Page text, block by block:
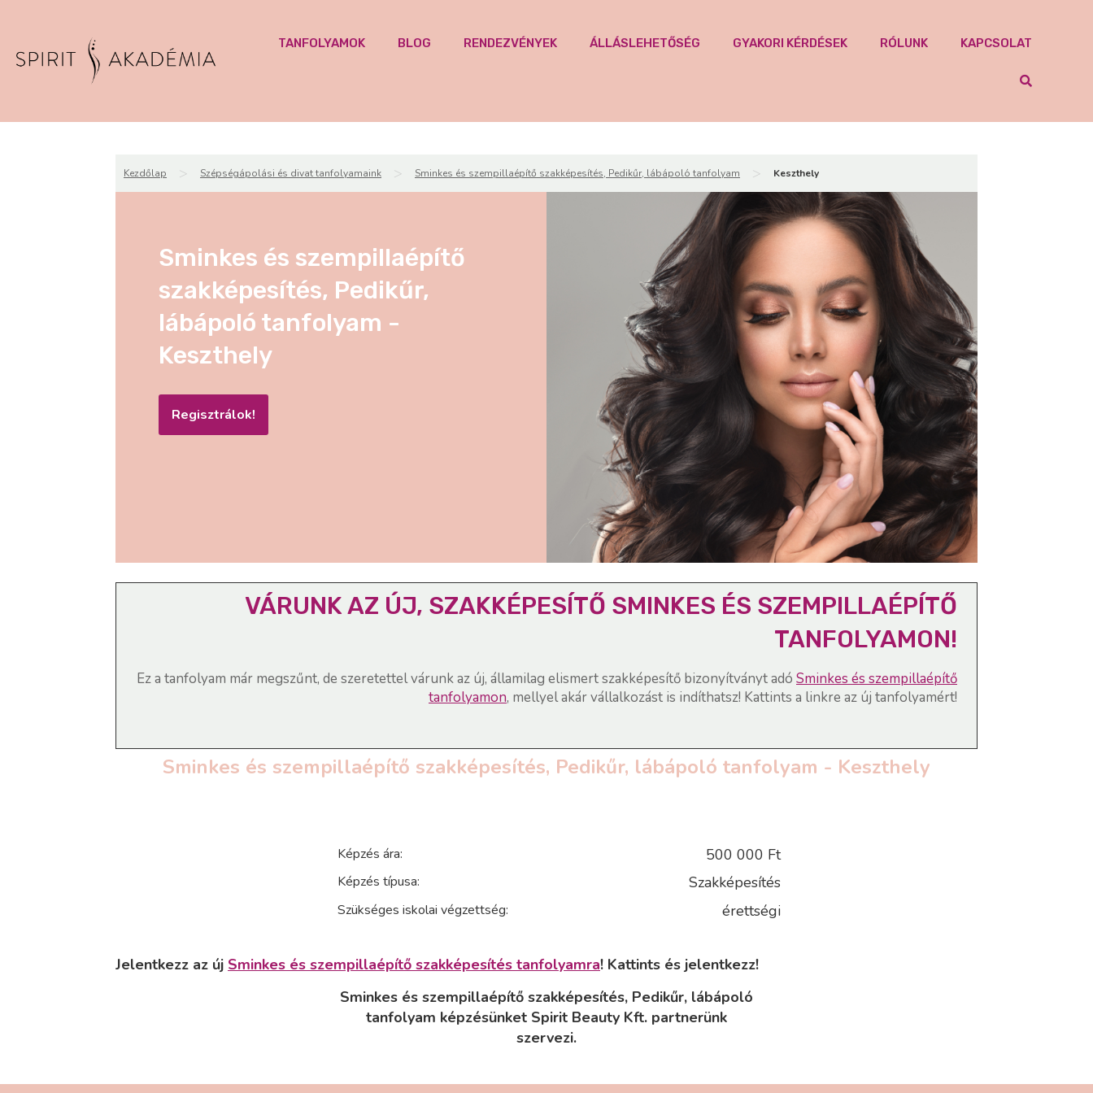
TANFOLYAMOK BLOG RENDEZVÉNYEK ÁLLÁSLEHETŐSÉG GYAKORI KÉRDÉSEK RÓLUNK KAPCSOLAT
Kezdőlap > Szépségápolási és divat tanfolyamaink > Sminkes és szempillaépítő szakképesítés, Pedikűr, lábápoló tanfolyam > Keszthely
Sminkes és szempillaépítő
szakképesítés, Pedikűr,
lábápoló tanfolyam -
Keszthely
Regisztrálok!
VÁRUNK AZ ÚJ, SZAKKÉPESÍTŐ SMINKES ÉS SZEMPILLAÉPÍTŐ
TANFOLYAMON!
Ez a tanfolyam már megszűnt, de szeretettel várunk az új, államilag elismert szakképesítő bizonyítványt adó Sminkes és szempillaépítő
tanfolyamon, mellyel akár vállalkozást is indíthatsz! Kattints a linkre az új tanfolyamért!
Sminkes és szempillaépítő szakképesítés, Pedikűr, lábápoló tanfolyam - Keszthely
Képzés ára: 500 000 Ft
Képzés típusa: Szakképesítés
Szükséges iskolai végzettség: érettségi
Jelentkezz az új Sminkes és szempillaépítő szakképesítés tanfolyamra! Kattints és jelentkezz!
Sminkes és szempillaépítő szakképesítés, Pedikűr, lábápoló
tanfolyam képzésünket Spirit Beauty Kft. partnerünk
szervezi.